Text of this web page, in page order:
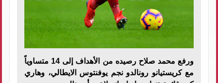
ورفع محمد صلاح رصيده من الأهداف إلى 14 متساوياً
مع كريستيانو رونالدو نجم يوفنتوس الايطالي، وهاري